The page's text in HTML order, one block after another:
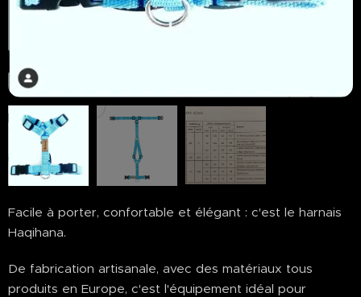
Facile à porter, confortable et élégant : c'est le harnais
Haqihana.
De fabrication artisanale, avec des matériaux tous
produits en Europe, c'est l'équipement idéal pour